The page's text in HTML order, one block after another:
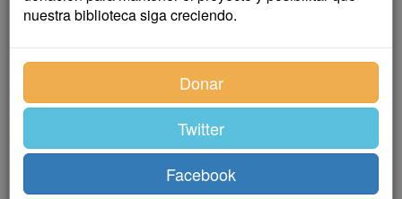
¡Oh Madrid! ¡Oh corte! ¡Oh confusión y regocijo de las
Españas!… La conferencia que me encargasteis,
señores y amigos, llega á vuestros oídos con retraso
de seis á ocho lustros, porque el triste conferenciante
que habéis elegido para esta solemnidad no puede
hablaros de lo que ve, sino de lo que vió; y en él se da
el caso singular de que la Voluntad y la Inteligencia,
ambas rendidas al cansancio, se inhiben totalmente,
traspasando sus funciones á la Memoria, tanto más
nuestra biblioteca siga creciendo.
Donar
Twitter
Facebook